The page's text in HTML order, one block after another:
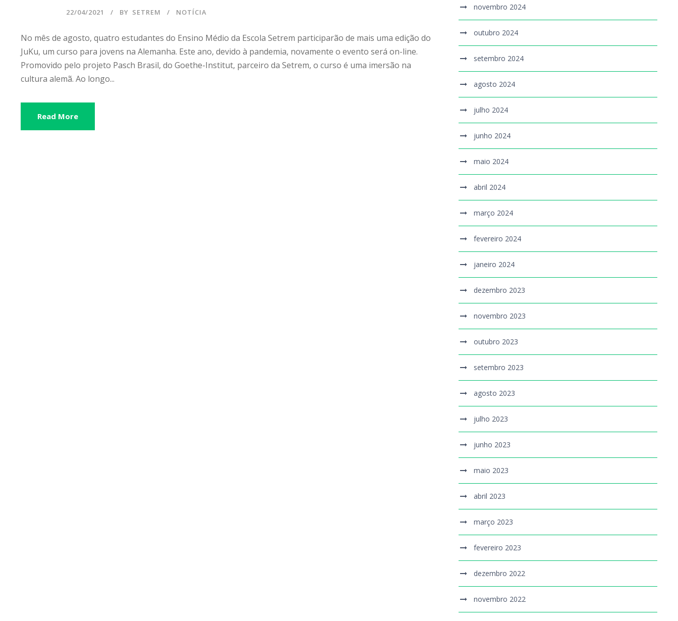
22/04/2021 BY SETREM NOTÍCIA
No mês de agosto, quatro estudantes do Ensino Médio da Escola Setrem participarão de mais uma edição do
JuKu, um curso para jovens na Alemanha. Este ano, devido à pandemia, novamente o evento será on-line.
Promovido pelo projeto Pasch Brasil, do Goethe-Institut, parceiro da Setrem, o curso é uma imersão na
cultura alemã. Ao longo...
Read More
novembro 2024
outubro 2024
setembro 2024
agosto 2024
julho 2024
junho 2024
maio 2024
abril 2024
março 2024
fevereiro 2024
janeiro 2024
dezembro 2023
novembro 2023
outubro 2023
setembro 2023
agosto 2023
julho 2023
junho 2023
maio 2023
abril 2023
março 2023
fevereiro 2023
dezembro 2022
novembro 2022